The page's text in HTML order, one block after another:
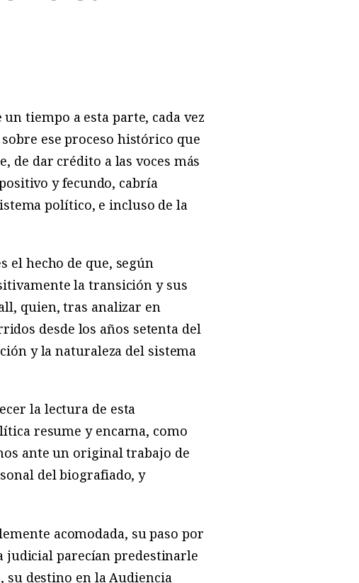
tiempo a esta parte, cada vez
ese proceso histórico que
de dar crédito a las voces más
y fecundo, cabría
político, e incluso de la
el hecho de que, según
la transición y sus
quien, tras analizar en
desde los años setenta del
y la naturaleza del sistema
la lectura de esta
resume y encarna, como
ante un original trabajo de
del biografiado, y
acomodada, su paso por
judicial parecían predestinarle
su destino en la Audiencia